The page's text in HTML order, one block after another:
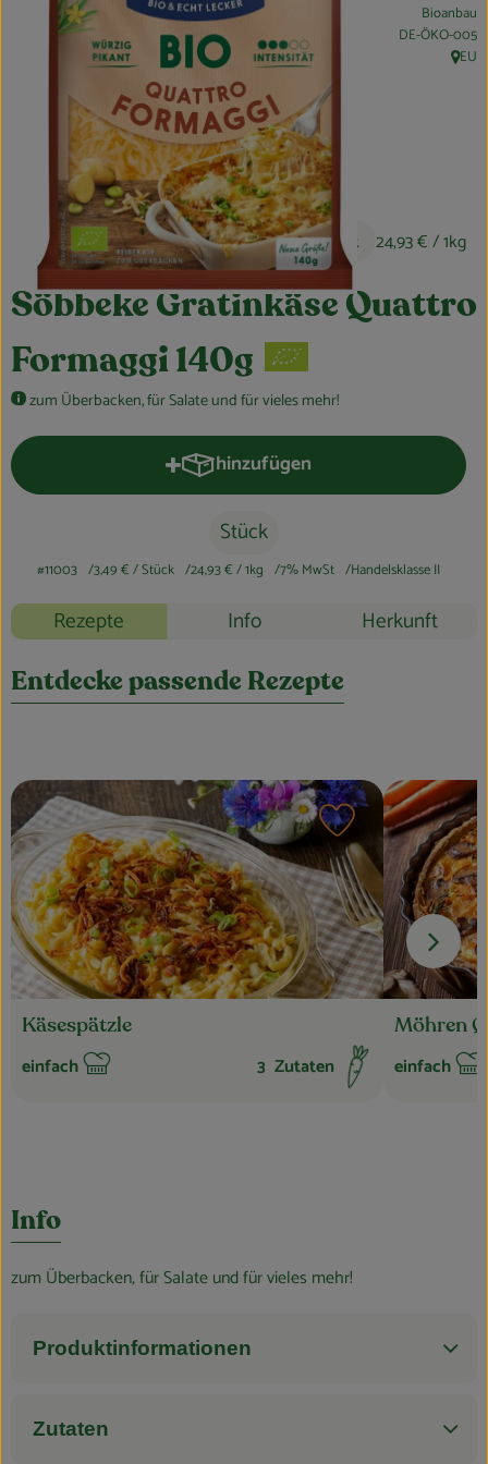
Obst & Gemüse
Kühltheke
Bäckerei
Vorratskammer
Getränke
Kosmetik
Haus, Garten & Co.
So geht’s
Über uns
Blog
Söbbeke Gratinkäse Quattro
Formaggi 140g
zum Überbacken, für Salate und für vieles mehr!
3,49 €/ Stück 24,93 €/ 1kg
Bioanbau
, Kontrollstelle:
DE-ÖKO-005
,EU
hinzufügen
Produkt zum Warenkorb
Stück
#11003 3,49 €/ Stück 24,93 €/ 1kg 7% MwSt Handelsklasse II
Rezepte Info Herkunft
Entdecke passende Rezepte
Käsespätzle
Schwierigkeit:
einfach 3 Zutaten
Rezept zu
Möhren
einfach
Info
zum Überbacken, für Salate und für vieles mehr!
Produktinformationen
Zutaten